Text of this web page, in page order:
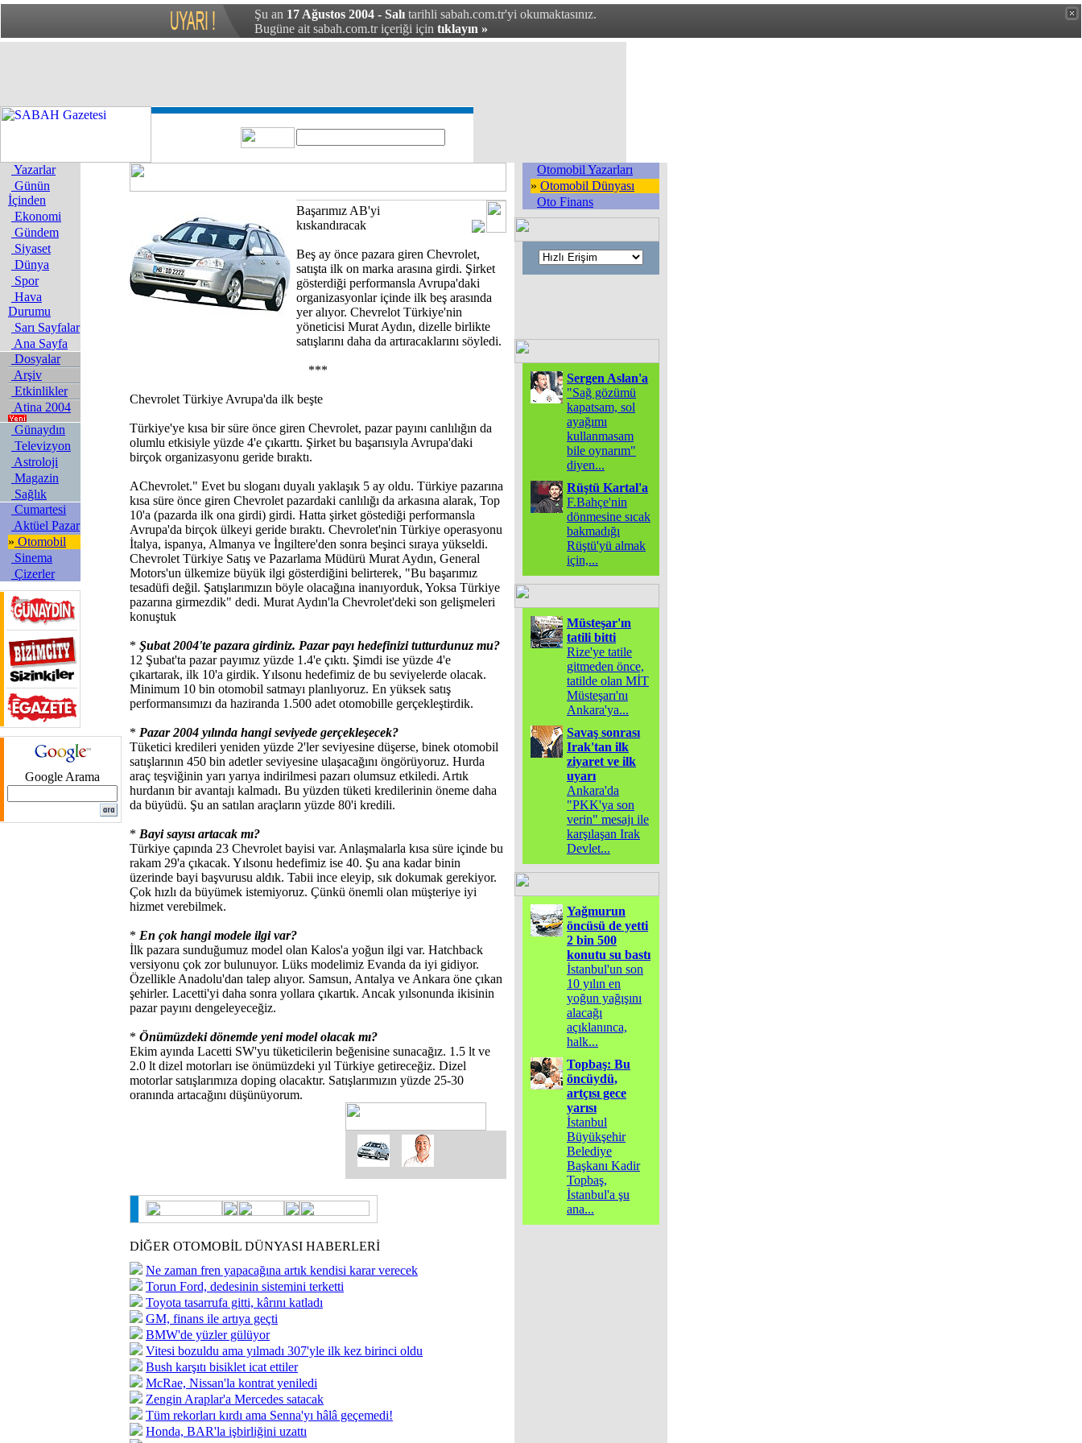
Şu an 17 Ağustos 2004 - Salı tarihli sabah.com.tr'yi okumaktasınız.
Bugüne ait sabah.com.tr içeriği için tıklayın »
Yazarlar
Günün
İçinden
Ekonomi
Gündem
Siyaset
Dünya
Spor
Hava
Durumu
Sarı Sayfalar
Ana Sayfa
Dosyalar
Arşiv
Etkinlikler
Atina 2004
Günaydın
Televizyon
Astroloji
Magazin
Sağlık
Cumartesi
Aktüel Pazar
» Otomobil
Sinema
Çizerler
Google Arama
Başarımız AB'yi
kıskandıracak
Beş ay önce pazara giren Chevrolet,
satışta ilk on marka arasına girdi. Şirket
gösterdiği performansla Avrupa'daki
organizasyonlar içinde ilk beş arasında
yer alıyor. Chevrelot Türkiye'nin
yöneticisi Murat Aydın, dizelle birlikte
satışlarını daha da artıracaklarını söyledi.
***
Chevrolet Türkiye Avrupa'da ilk beşte
Türkiye'ye kısa bir süre önce giren Chevrolet, pazar payını canlılığın da
olumlu etkisiyle yüzde 4'e çıkarttı. Şirket bu başarısıyla Avrupa'daki
birçok organizasyonu geride bıraktı.
AChevrolet." Evet bu sloganı duyalı yaklaşık 5 ay oldu. Türkiye pazarına
kısa süre önce giren Chevrolet pazardaki canlılığı da arkasına alarak, Top
10'a (pazarda ilk ona girdi) girdi. Hatta şirket göstediği performansla
Avrupa'da birçok ülkeyi geride bıraktı. Chevrolet'nin Türkiye operasyonu
İtalya, ispanya, Almanya ve İngiltere'den sonra beşinci sıraya yükseldi.
Chevrolet Türkiye Satış ve Pazarlama Müdürü Murat Aydın, General
Motors'un ülkemize büyük ilgi gösterdiğini belirterek, "Bu başarımız
tesadüfi değil. Şatışlarımızın böyle olacağına inanıyorduk, Yoksa Türkiye
pazarına girmezdik" dedi. Murat Aydın'la Chevrolet'deki son gelişmeleri
konuştuk
* Şubat 2004'te pazara girdiniz. Pazar payı hedefinizi tutturdunuz mu?
12 Şubat'ta pazar payımız yüzde 1.4'e çıktı. Şimdi ise yüzde 4'e
çıkartarak, ilk 10'a girdik. Yılsonu hedefimiz de bu seviyelerde olacak.
Minimum 10 bin otomobil satmayı planlıyoruz. En yüksek satış
performansımızı da haziranda 1.500 adet otomobille gerçekleştirdik.
* Pazar 2004 yılında hangi seviyede gerçekleşecek?
Tüketici kredileri yeniden yüzde 2'ler seviyesine düşerse, binek otomobil
satışlarının 450 bin adetler seviyesine ulaşacağını öngörüyoruz. Hurda
araç teşviğinin yarı yarıya indirilmesi pazarı olumsuz etkiledi. Artık
hurdanın bir avantajı kalmadı. Bu yüzden tüketi kredilerinin öneme daha
da büyüdü. Şu an satılan araçların yüzde 80'i kredili.
* Bayi sayısı artacak mı?
Türkiye çapında 23 Chevrolet bayisi var. Anlaşmalarla kısa süre içinde bu
rakam 29'a çıkacak. Yılsonu hedefimiz ise 40. Şu ana kadar binin
üzerinde bayi başvurusu aldık. Tabii ince eleyip, sık dokumak gerekiyor.
Çok hızlı da büyümek istemiyoruz. Çünkü önemli olan müşteriye iyi
hizmet verebilmek.
* En çok hangi modele ilgi var?
İlk pazara sunduğumuz model olan Kalos'a yoğun ilgi var. Hatchback
versiyonu çok zor bulunuyor. Lüks modelimiz Evanda da iyi gidiyor.
Özellikle Anadolu'dan talep alıyor. Samsun, Antalya ve Ankara öne çıkan
şehirler. Lacetti'yi daha sonra yollara çıkartık. Ancak yılsonunda ikisinin
pazar payını dengeleyeceğiz.
* Önümüzdeki dönemde yeni model olacak mı?
Ekim ayında Lacetti SW'yu tüketicilerin beğenisine sunacağız. 1.5 lt ve
2.0 lt dizel motorları ise önümüzdeki yıl Türkiye getireceğiz. Dizel
motorlar satışlarımıza doping olacaktır. Satışlarımızın yüzde 25-30
oranında artacağını düşünüyorum.
DİĞER OTOMOBİL DÜNYASI HABERLERİ
Ne zaman fren yapacağına artık kendisi karar verecek
Torun Ford, dedesinin sistemini terketti
Toyota tasarrufa gitti, kârını katladı
GM, finans ile artıya geçti
BMW'de yüzler gülüyor
Vitesi bozuldu ama yılmadı 307'yle ilk kez birinci oldu
Bush karşıtı bisiklet icat ettiler
McRae, Nissan'la kontrat yeniledi
Zengin Araplar'a Mercedes satacak
Tüm rekorları kırdı ama Senna'yı hâlâ geçemedi!
Honda, BAR'la işbirliğini uzattı
Otomobil Yazarları
» Otomobil Dünyası
Oto Finans
Sergen Aslan'a
"Sağ gözümü
kapatsam, sol
ayağımı
kullanmasam
bile oynarım"
diyen...
Rüştü Kartal'a
F.Bahçe'nin
dönmesine sıcak
bakmadığı
Rüştü'yü almak
için,...
Müsteşar'ın
tatili bitti
Rize'ye tatile
gitmeden önce,
tatilde olan MİT
Müsteşarı'nı
Ankara'ya...
Savaş sonrası
Irak'tan ilk
ziyaret ve ilk
uyarı
Ankara'da
"PKK'ya son
verin" mesajı ile
karşılaşan Irak
Devlet...
Yağmurun
öncüsü de yetti
2 bin 500
konutu su bastı
İstanbul'un son
10 yılın en
yoğun yağışını
alacağı
açıklanınca,
halk...
Topbaş: Bu
öncüydü,
artçısı gece
yarısı
İstanbul
Büyükşehir
Belediye
Başkanı Kadir
Topbaş,
İstanbul'a şu
ana...